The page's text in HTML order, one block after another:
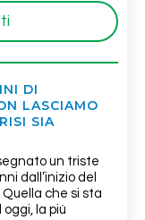
DI
LASCIAMO
SIA
un triste
dall’inizio del
che si sta
la più